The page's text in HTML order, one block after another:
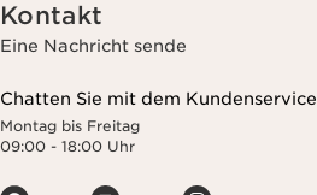
Mask Finder
ENTDECKEN
Kontakt
Eine Nachricht sende
Chatten Sie mit dem Kundenservice
Montag bis Freitag
09:00 - 18:00 Uhr